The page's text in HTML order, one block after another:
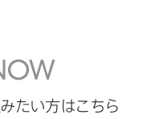
たい方は​こちら​